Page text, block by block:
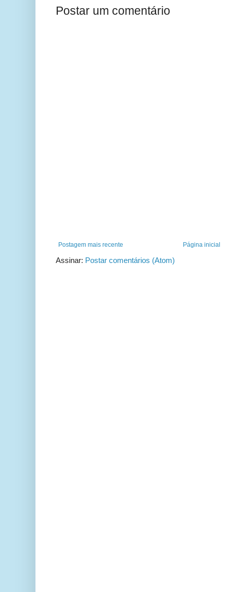
Postar um comentário
Postagem mais recente Página inicial
Assinar: Postar comentários (Atom)